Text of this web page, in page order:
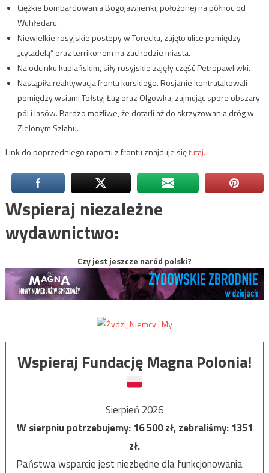
Ciężkie bombardowania Bogojawlienki, położonej na północ od
Wuhłedaru.
Niewielkie rosyjskie postepy w Torecku, zajęto ulice pomiędzy
„cytadelą” oraz terrikonem na zachodzie miasta.
Na odcinku kupiańskim, siły rosyjskie zajęły część Petropawliwki.
Nastąpiła reaktywacja frontu kurskiego. Rosjanie kontratakowali
pomiędzy wsiami Tołstyj Ług oraz Olgowka, zajmując spore obszary
pól i lasów. Bardzo możliwe, że dotarli aż do skrzyżowania dróg w
Zielonym Szlahu.
Link do poprzedniego raportu z frontu znajduje siętutaj.
Wspieraj niezależne
wydawnictwo:
Czy jest jeszcze naród polski?
Wspieraj Fundację Magna Polonia!
Sierpień 2026
W sierpniu potrzebujemy:16 500zł, zebraliśmy:1351
zł.
Państwa wsparcie jest niezbędne dla funkcjonowania